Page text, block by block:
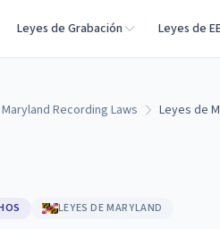
Leyes de Grabación Leyes de
Maryland Recording Laws Leyes de
LEYES DE MARYLAND